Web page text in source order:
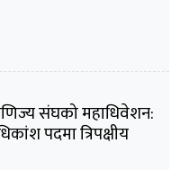
संघको महाधिवेशन:
पदमा त्रिपक्षीय